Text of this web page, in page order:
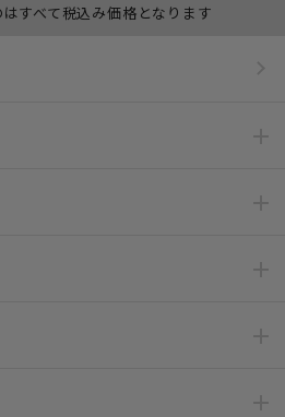
すべて税込み価格となります